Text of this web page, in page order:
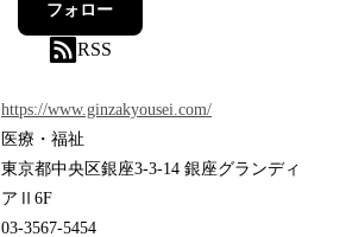
フォロー
RSS
https://www.ginzakyousei.com/
医療・福祉
東京都中央区銀座3-3-14 銀座グランディ
アⅡ6F
03-3567-5454